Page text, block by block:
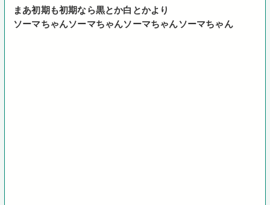
まあ初期も初期なら黒とか白とかより
ソーマちゃんソーマちゃんソーマちゃんソーマちゃん